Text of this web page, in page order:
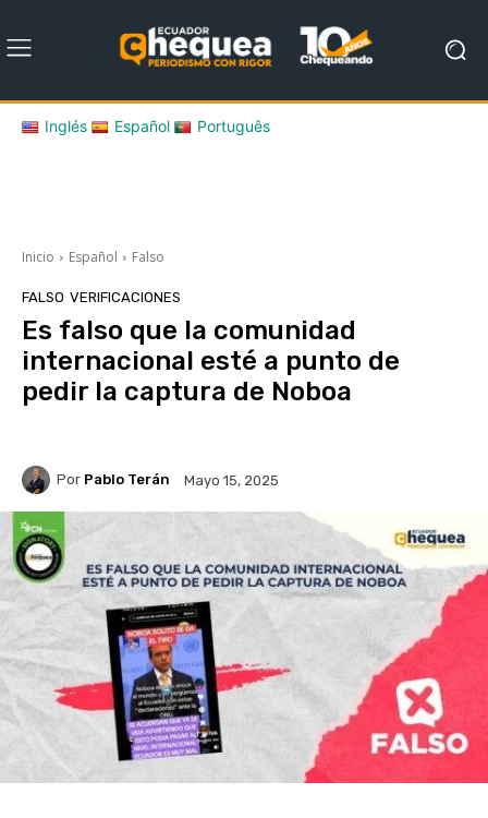
Inglés Español Português
Inicio Español Falso
FALSO VERIFICACIONES
Es falso que la comunidad
internacional esté a punto de
pedir la captura de Noboa
Por Pablo Terán Mayo 15, 2025